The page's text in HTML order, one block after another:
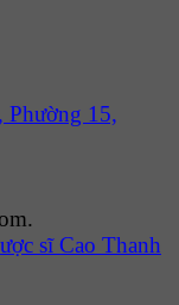
Phường 15,
sĩ Cao Thanh